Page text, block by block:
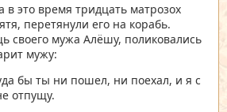
в это время тридцать матрозох
перетянули его на корабь.
своего мужа Алёшу, поликовались
мужу:
бы ты ни пошел, ни поехал, и я с
отпущу.